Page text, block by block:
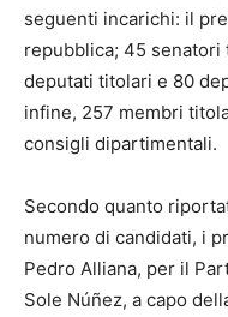
seguenti incarichi: il
repubblica; 45
deputati titolari e 80
infine, 257 membri
consigli dipartimentali.
Secondo quanto
numero di candidati, i
Pedro Alliana, per il
Sole Núñez, a capo